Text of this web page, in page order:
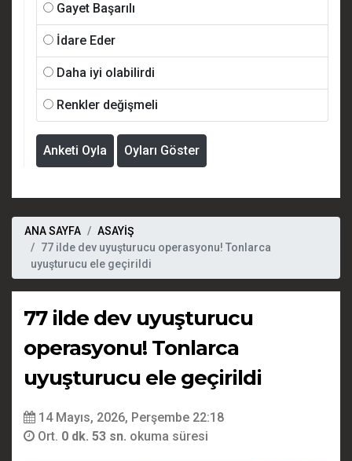
Gayet Başarılı
İdare Eder
Daha iyi olabilirdi
Renkler değişmeli
Anketi Oyla Oyları Göster
ANA SAYFA
ASAYİŞ
77 ilde dev uyuşturucu operasyonu! Tonlarca
uyuşturucu ele geçirildi
77 ilde dev uyuşturucu
operasyonu! Tonlarca
uyuşturucu ele geçirildi
14 Mayıs, 2026, Perşembe 22:18
Ort. 0 dk. 53 sn. okuma süresi